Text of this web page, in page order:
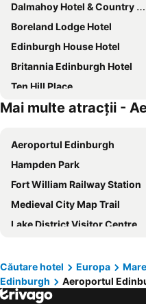
Dalmahoy Hotel & Country Club
Boreland Lodge Hotel
Edinburgh House Hotel
Britannia Edinburgh Hotel
Ten Hill Place
hub by Premier Inn Edinburgh Royal Mile hotel
Premier Inn Edinburgh - South Queensferry
Best Western Kings Manor Hotel
Leonardo Hotel Edinburgh Haymarket
Mercure Edinburgh Haymarket
Sweet Chestnut, Dunfermline by Marston's Inns
Travelodge Edinburgh Central
Premier Inn Edinburgh Princes Street
Mai multe atracții -
Aeroportul Edinburgh
Hampden Park
Fort William Railway Station
Medieval City Map Trail
Lake District Visitor Centre at Brockhole
Ratho Station
Newbridge
Căutare hotel Europa
Edinburgh
Aeroportul